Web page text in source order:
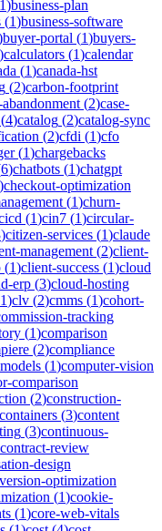
1)business-plan
(1)business-software
buyer-portal (1)buyers-
)calculators (1)calendar
(1)canada-hst
(2)carbon-footprint
(2)case-
(4)catalog (2)catalog-sync
(2)cfdi (1)cfo
(1)chargebacks
6)chatbots (1)chatgpt
)checkout-optimization
(1)churn-
(1)cin7 (1)circular-
)citizen-services (1)claude
management (2)client-
(1)client-success (1)cloud
erp (3)cloud-hosting
1)clv (2)cmms (1)cohort-
tracking
(1)comparison
(2)compliance
(1)computer-vision
comparison
(2)construction-
containers (3)content
(3)continuous-
contract-review
design
optimization
(1)cookie-
(1)core-web-vitals